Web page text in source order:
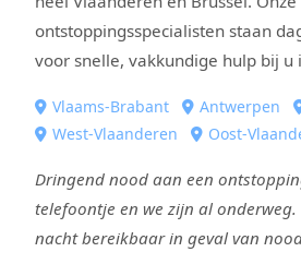
ontstoppingsspecialisten staan
voor snelle, vakkundige hulp bij u
Vlaams-Brabant Antwerpen
West-Vlaanderen
Oost-
Dringend nood aan een
telefoontje en we zijn al
nacht bereikbaar in geval van